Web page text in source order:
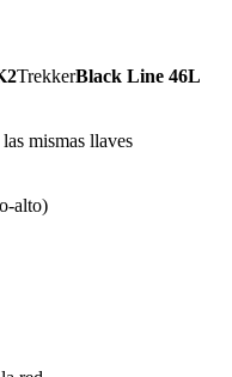
TrekkerBlack Line 46L
mismas llaves
alto)